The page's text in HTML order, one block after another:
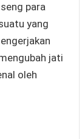
para
yang
jati
oleh